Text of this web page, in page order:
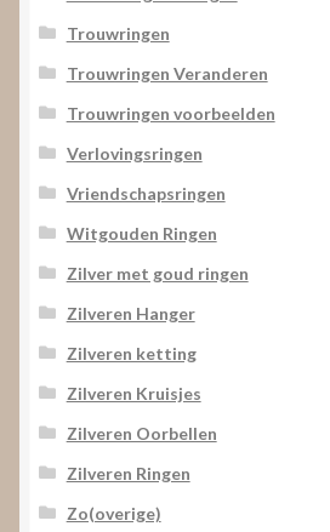
Trouwringen
Trouwringen Veranderen
Trouwringen voorbeelden
Verlovingsringen
Vriendschapsringen
Witgouden Ringen
Zilver met goud ringen
Zilveren Hanger
Zilveren ketting
Zilveren Kruisjes
Zilveren Oorbellen
Zilveren Ringen
Zo(overige)